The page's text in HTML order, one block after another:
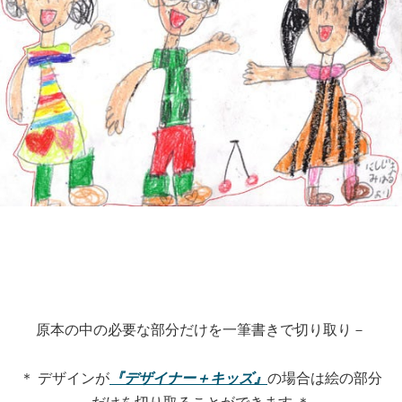
原本の中の必要な部分だけを一筆書きで切り取り－
＊ デザインが 『デザイナー＋キッズ』 の場合は絵の部分